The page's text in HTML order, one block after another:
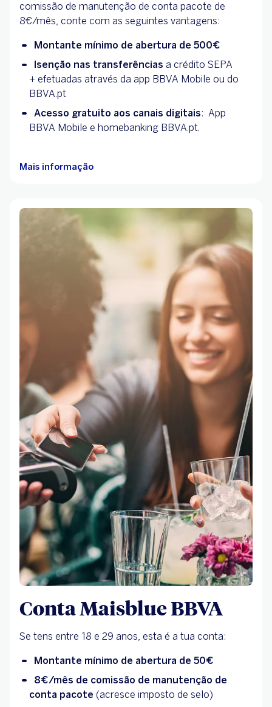
comissão de manutenção de conta pacote de
8€/mês, conte com as seguintes vantagens:
Montante mínimo de abertura de 500€
Isenção nas transferências a crédito SEPA
+ efetuadas através da app BBVA Mobile ou do
BBVA.pt
Acesso gratuito aos canais digitais: App
BBVA Mobile e homebanking BBVA.pt.
Mais informação
Conta Maisblue BBVA
Se tens entre 18 e 29 anos, esta é a tua conta:
Montante mínimo de abertura de 50€
8€/mês de comissão de manutenção de
conta pacote (acresce imposto de selo)